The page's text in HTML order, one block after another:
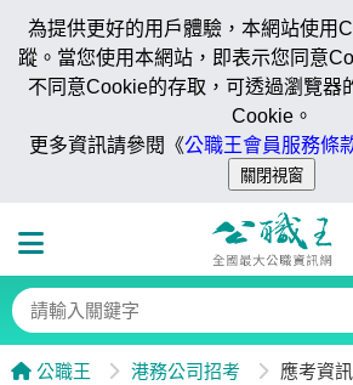
為提供更好的用戶體驗，本網站使用
蹤。當您使用本網站，即表示您同意
不同意Cookie的存取，可透過瀏覽器
Cookie。
更多資訊請參閱《公職王會員服務條
公職王 港務公司招考 應考資訊